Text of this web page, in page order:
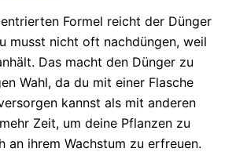
Formel reicht der Dünger
musst nicht oft nachdüngen, weil
Das macht den Dünger zu
Wahl, da du mit einer Flasche
kannst als mit anderen
Zeit, um deine Pflanzen zu
an ihrem Wachstum zu erfreuen.